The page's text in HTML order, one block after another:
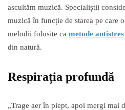
ascultăm muzică. Specialiștii
muzică în funcție de starea pe care
melodii folosite ca metode antistres
din natură.
Respirația profundă
„Trage aer în piept, apoi mergi mai